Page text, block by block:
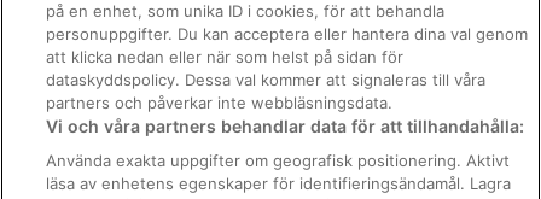
Regler och villkor för Vrbo
Tillgänglighetsanpassning
Juridisk information/Kontakta oss
Riktlinjer för innehåll och anmäla innehåll
Hjälp
på en enhet, som unika ID i cookies, för att behandla
personuppgifter. Du kan acceptera eller hantera dina val genom
att klicka nedan eller när som helst på sidan för
dataskyddspolicy. Dessa val kommer att signaleras till våra
partners och påverkar inte webbläsningsdata.
Vi och våra partners behandlar data för att tillhandahålla:
Använda exakta uppgifter om geografisk positionering. Aktivt
läsa av enhetens egenskaper för identifieringsändamål. Lagra